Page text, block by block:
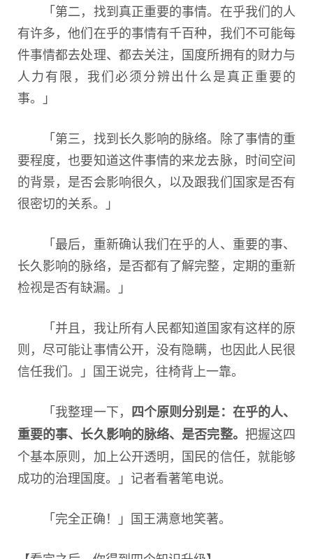
「第二，找到真正重要的事情。在乎我们的人
有许多，他们在乎的事情有千百种，我们不可能每
件事情都去处理、都去关注，国度所拥有的财力与
人力有限，我们必须分辨出什么是真正重要的
事。」
「第三，找到长久影响的脉络。除了事情的重
要程度，也要知道这件事情的来龙去脉，时间空间
的背景，是否会影响很久，以及跟我们国家是否有
很密切的关系。」
「最后，重新确认我们在乎的人、重要的事、
长久影响的脉络，是否都有了解完整，定期的重新
检视是否有缺漏。」
「并且，我让所有人民都知道国家有这样的原
则，尽可能让事情公开，没有隐瞒，也因此人民很
信任我们。」国王说完，往椅背上一靠。
「我整理一下， 四个原则分别是：在乎的人、
重要的事、长久影响的脉络、是否完整。 把握这四
个基本原则，加上公开透明，国民的信任，就能够
成功的治理国度。」记者看著笔电说。
「完全正确！」国王满意地笑著。